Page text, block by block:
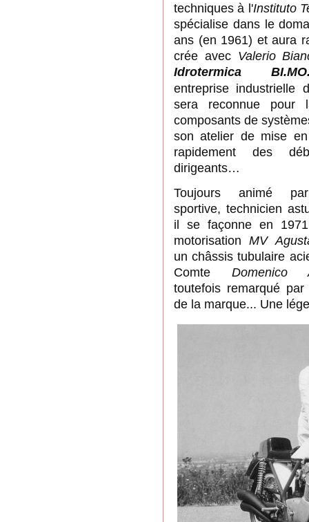
techniques à l'Instituto
spécialise dans le
ans (en 1961) et aura
crée avec Valerio
Idrotermica
entreprise industrielle
sera reconnue pour
composants de
son atelier de mise
rapidement des
dirigeants…
Toujours animé
sportive,technicien
il se façonne en
motorisationMV
un châssis tubulaire
Comte Domenico
toutefois remarqué
de la marque... Une